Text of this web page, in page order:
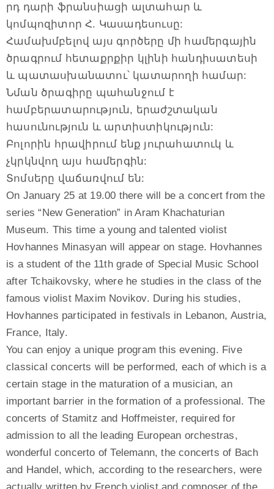
րդ դարի ֆրանսիացի ալտահար և
կոմպոզիտոր Հ. Կասադեսուսը:
Համախմբելով այս գործերը մի համերգային
ծրագրում հետաքրքիր կլինի հանդիսատեսի
և պատասխանատու՝ կատարողի համար:
Նման ծրագիրը պահանջում է
համբերատարություն, երաժշտական
հասունություն և արտիստիկություն:
Բոլորին հրավիրում ենք յուրահատուկ և
չկրկնվող այս համերգին:
Տոմսերը վաճառվում են:
On January 25 at 19.00 there will be a concert from the
series “New Generation” in Aram Khachaturian
Museum. This time a young and talented violist
Hovhannes Minasyan will appear on stage. Hovhannes
is a student of the 11th grade of Special Music School
after Tchaikovsky, where he studies in the class of the
famous violist Maxim Novikov. During his studies,
Hovhannes participated in festivals in Lebanon, Austria,
France, Italy.
You can enjoy a unique program this evening. Five
classical concerts will be performed, each of which is a
certain stage in the maturation of a musician, an
important barrier in the formation of a professional. The
concerts of Stamitz and Hoffmeister, required for
admission to all the leading European orchestras,
wonderful concerto of Telemann, the concerts of Bach
and Handel, which, according to the researchers, were